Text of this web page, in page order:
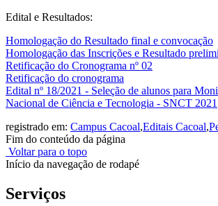
Edital e Resultados:
Homologação do Resultado final e convocação
Homologação das Inscrições e Resultado
Retificação do Cronograma nº 02
Retificação do cronograma
Edital nº 18/2021 - Seleção de alunos para
Nacional de Ciência e Tecnologia - SNCT 2021
registrado em: Campus Cacoal,Editais Cacoal,
Fim do conteúdo da página
Voltar para o topo
Início da navegação de rodapé
Serviços